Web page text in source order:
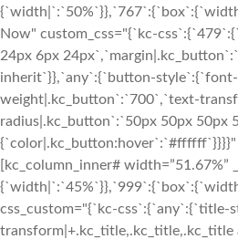
Now" custom_css="{`kc-
24px 6px
inherit`}},`any`:{`button-
weight|.kc_button`:`700`,`text-
radius|.kc_button`:`50px 50px 50px
[kc_column_inner#
css_custom="{`kc-